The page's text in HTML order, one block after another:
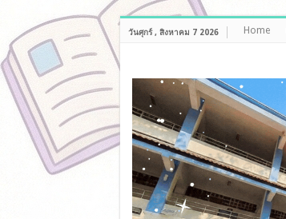
วันศุกร์ , สิงหาคม 7 2026 Home